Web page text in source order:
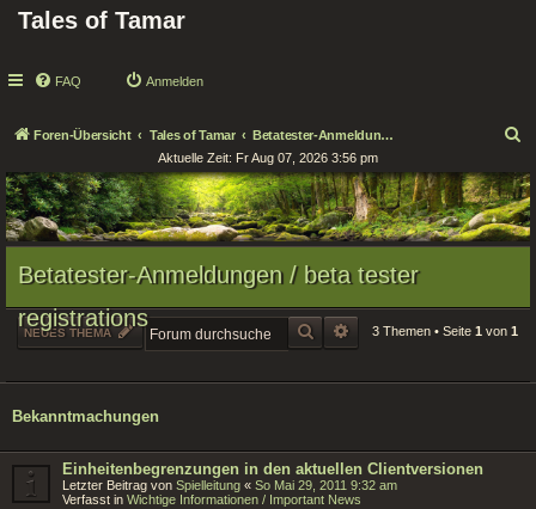
Tales of Tamar
FAQ Anmelden
Foren-Übersicht Tales of Tamar Betatester-Anmeldungen / beta tester registrations
c
h
e
Aktuelle Zeit: Fr Aug 07, 2026 3:56 pm
Betatester-Anmeldungen / beta tester
registrations
NEUES THEMA SUCHE ERWEITERTE SUCHE
3 Themen • Seite 1 von 1
Bekanntmachungen
Einheitenbegrenzungen in den aktuellen Clientversionen
Letzter Beitrag von Spielleitung « So Mai 29, 2011 9:32 am
Verfasst in Wichtige Informationen / Important News